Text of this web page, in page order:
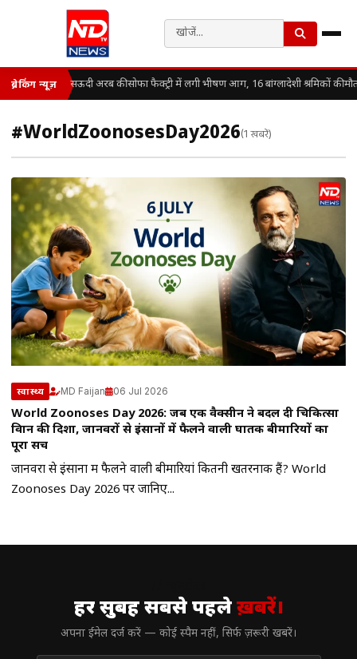
ब्रेकिंग न्यूज़ सऊदी अरब की सोफा फैक्ट्री में लगी भीषण आग, 16 बांग्लादेशी श्रमिकों की मौत
#WorldZoonosesDay2026(1 खबरें)
स्वास्थ्य MD Faijan 06 Jul 2026
World Zoonoses Day 2026: जब एक वैक्सीन ने बदल दी चिकित्सा
विज्ञान की दिशा, जानवरों से इंसानों में फैलने वाली घातक बीमारियों का
पूरा सच
जानवरों से इंसानों में फैलने वाली बीमारियां कितनी खतरनाक हैं? World
Zoonoses Day 2026 पर जानिए...
हर सुबह सबसे पहलेख़बरें।
अपना ईमेल दर्ज करें — कोई स्पैम नहीं, सिर्फ ज़रूरी खबरें।